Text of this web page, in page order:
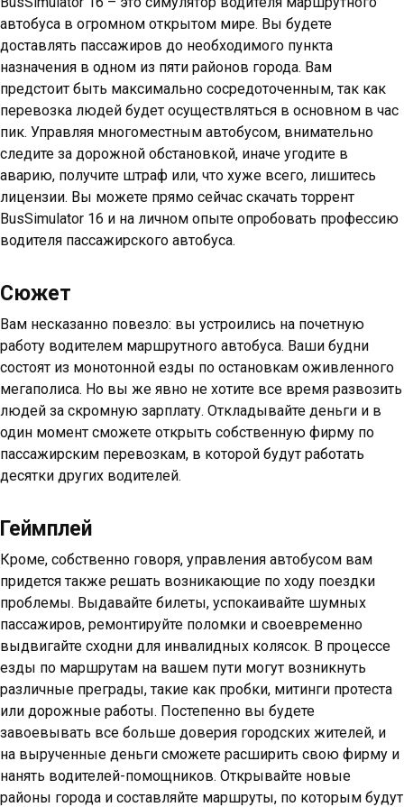
автобуса в огромном открытом мире. Вы будете
доставлять пассажиров до необходимого пункта
назначения в одном из пяти районов города. Вам
предстоит быть максимально сосредоточенным, так как
перевозка людей будет осуществляться в основном в час
пик. Управляя многоместным автобусом, внимательно
следите за дорожной обстановкой, иначе угодите в
аварию, получите штраф или, что хуже всего, лишитесь
лицензии. Вы можете прямо сейчас скачать торрент
BusSimulator 16 и на личном опыте опробовать профессию
водителя пассажирского автобуса.
Сюжет
Вам несказанно повезло: вы устроились на почетную
работу водителем маршрутного автобуса. Ваши будни
состоят из монотонной езды по остановкам оживленного
мегаполиса. Но вы же явно не хотите все время развозить
людей за скромную зарплату. Откладывайте деньги и в
один момент сможете открыть собственную фирму по
пассажирским перевозкам, в которой будут работать
десятки других водителей.
Геймплей
Кроме, собственно говоря, управления автобусом вам
придется также решать возникающие по ходу поездки
проблемы. Выдавайте билеты, успокаивайте шумных
пассажиров, ремонтируйте поломки и своевременно
выдвигайте сходни для инвалидных колясок. В процессе
езды по маршрутам на вашем пути могут возникнуть
различные преграды, такие как пробки, митинги протеста
или дорожные работы. Постепенно вы будете
завоевывать все больше доверия городских жителей, и
на вырученные деньги сможете расширить свою фирму и
нанять водителей-помощников. Открывайте новые
районы города и составляйте маршруты, по которым будут